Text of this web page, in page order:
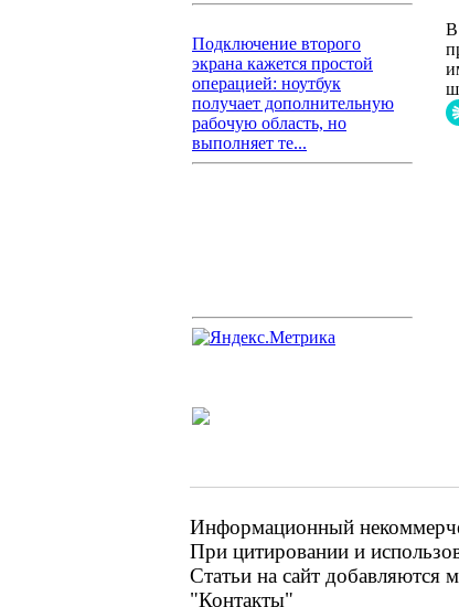
Подключение второго
экрана кажется простой
операцией: ноутбук
получает дополнительную
рабочую область, но
выполняет те...
В
Информационный
При цитировании и
Статьи на сайт добавляются
"Контакты"